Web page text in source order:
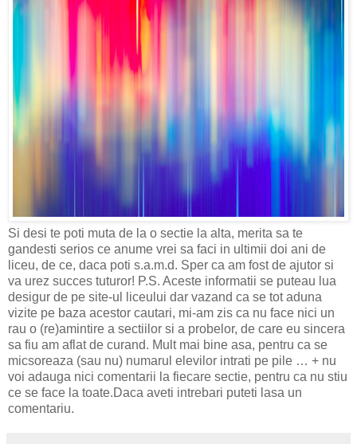
Si desi te poti muta de la o sectie la alta, merita sa te
gandesti serios ce anume vrei sa faci in ultimii doi ani de
liceu, de ce, daca poti s.a.m.d. Sper ca am fost de ajutor si
va urez succes tuturor! P.S. Aceste informatii se puteau lua
desigur de pe site-ul liceului dar vazand ca se tot aduna
vizite pe baza acestor cautari, mi-am zis ca nu face nici un
rau o (re)amintire a sectiilor si a probelor, de care eu sincera
sa fiu am aflat de curand. Mult mai bine asa, pentru ca se
micsoreaza (sau nu) numarul elevilor intrati pe pile … + nu
voi adauga nici comentarii la fiecare sectie, pentru ca nu stiu
ce se face la toate.Daca aveti intrebari puteti lasa un
comentariu.